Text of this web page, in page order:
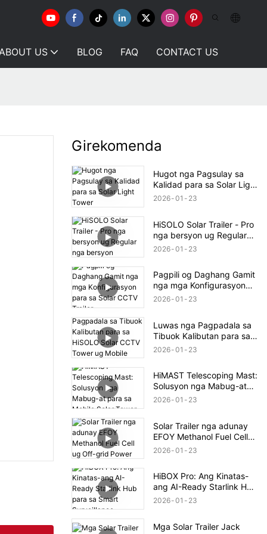
US BLOG FAQ CONTACT US
Girekomenda
Hugot nga Pagsulay sa
Kalidad para sa Solar Light
Tower
2026 01 23
HiSOLO Solar Trailer - Pro
nga bersyon ug Regular
nga bersyon
2026 01 23
Pagpili og Daghang Gamit
nga mga Konfigurasyon
para sa Solar CCTV Trailer
2026 01 23
Luwas nga Pagpadala sa
Tibuok Kalibutan para sa
HiSOLO Solar CCTV Tower
2026 01 23
HiMAST Telescoping Mast:
Solusyon nga Mabug-at
para sa Mobile Solar
2026 01 23
Solar Trailer nga adunay
EFOY Methanol Fuel Cell
ug Off-grid Power
2026 01 23
HiBOX Pro: Ang Kinatas-
ang AI-Ready Starlink Hub
para sa Smart Surveillance
2026 01 23
Mga Solar Trailer Jack